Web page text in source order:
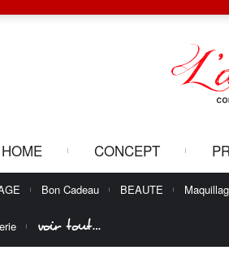
HOME CONCEPT
Bon Cadeau BEAUTE
voir tout…